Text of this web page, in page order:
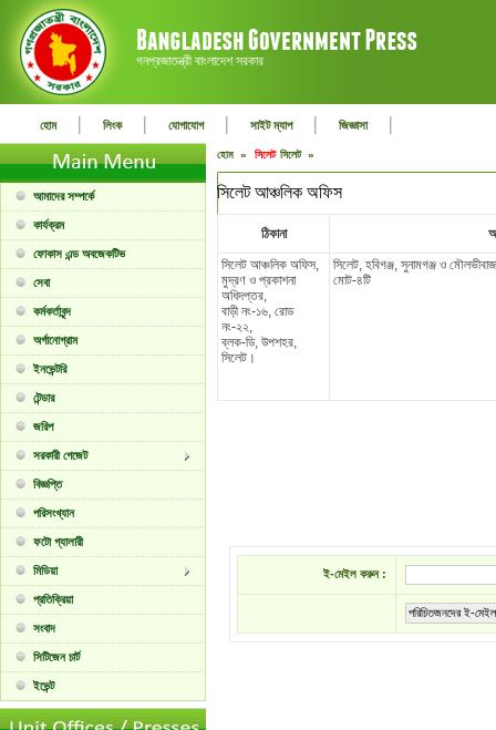
গনপ্রজাতন্ত্রী বাংলাদেশ সরকার
হোম | লিংক | যোগাযোগ | সাইট ম্যাপ | জিজ্ঞাসা |
আমাদের সম্পর্কে
কার্যক্রম
ফোকাস এন্ড অবজেকটিভ
সেবা
কর্মকর্তাবৃন্দ
অর্গানোগ্রাম
ইনভেন্টরি
টেন্ডার
জরিপ
সরকারী গেজেট
বিজ্ঞপ্তি
পরিসংখ্যান
ফটো গ্যালারী
মিডিয়া
প্রতিক্রিয়া
সংবাদ
সিটিজেন চার্ট
ইভেন্ট
হোম » সিলেট সিলেট »
সিলেট আঞ্চলিক অফিস
ঠিকানা
সিলেট আঞ্চলিক অফিস,
মুদ্রণ ও প্রকাশনা
অধিদপ্তর,
বাড়ী নং-১৬, রোড
নং-২২,
ব্লক-ডি, উপশহর,
সিলেট।
সিলেট, হবিগঞ্জ, সুনামগঞ্জ ও
মোট-৪টি
ই-মেইল করুন :
পরিচিতজনদের ই-মেইল